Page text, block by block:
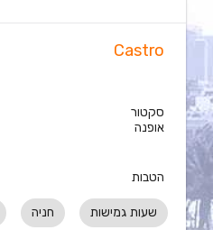
Castro
סקטור
אופנה
הטבות
שעות גמישות חניה